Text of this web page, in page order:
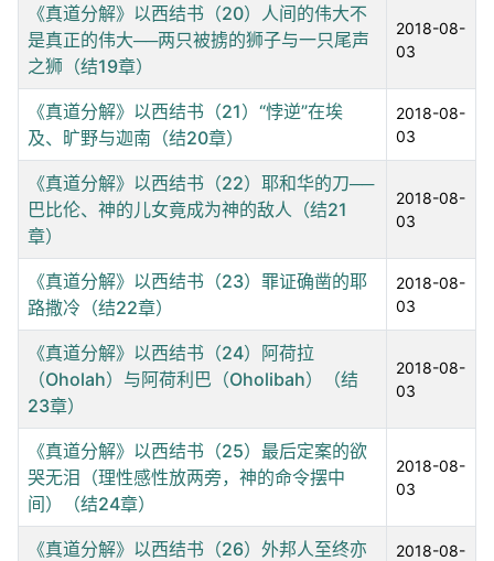
《真道分解》以西结书（20）人间的伟大不
是真正的伟大──两只被掳的狮子与一只尾声
之狮（结19章）
2018-08-
03
《真道分解》以西结书（21）“悖逆”在埃
及、旷野与迦南（结20章）
2018-08-
03
《真道分解》以西结书（22）耶和华的刀──
巴比伦、神的儿女竟成为神的敌人（结21
章）
2018-08-
03
《真道分解》以西结书（23）罪证确凿的耶
路撒冷（结22章）
2018-08-
03
《真道分解》以西结书（24）阿荷拉
（Oholah）与阿荷利巴（Oholibah）（结
23章）
2018-08-
03
《真道分解》以西结书（25）最后定案的欲
哭无泪（理性感性放两旁，神的命令摆中
间）（结24章）
2018-08-
03
《真道分解》以西结书（26）外邦人至终亦
2018-08-